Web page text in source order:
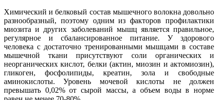
Химический и белковый состав мышечного волокна довольно
разнообразный, поэтому одним из факторов профилактики
миозита и других заболеваний мышц является правильное,
регулярное и сбалансированное питание. У здорового
человека с достаточно тренированными мышцами в составе
мышечной ткани присутствуют соли органических и
неорганических кислот, белки (актин, миозин и актомиозин),
гликоген, фосфолипиды, креатин, зола и свободные
аминокислоты. Уровень мочевой кислоты не должен
превышать 0,02% от сырой массы, а объем воды в норме